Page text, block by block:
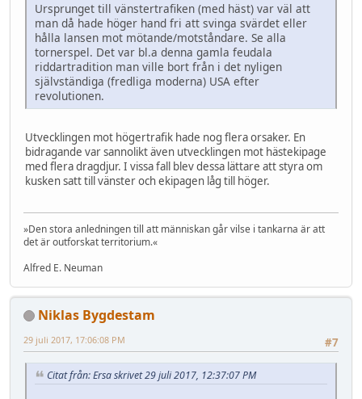
Ursprunget till vänstertrafiken (med häst) var väl att
man då hade höger hand fri att svinga svärdet eller
hålla lansen mot mötande/motståndare. Se alla
tornerspel. Det var bl.a denna gamla feudala
riddartradition man ville bort från i det nyligen
självständiga (fredliga moderna) USA efter
revolutionen.
Utvecklingen mot högertrafik hade nog flera orsaker. En
bidragande var sannolikt även utvecklingen mot hästekipage
med flera dragdjur. I vissa fall blev dessa lättare att styra om
kusken satt till vänster och ekipagen låg till höger.
»Den stora anledningen till att människan går vilse i tankarna är att
det är outforskat territorium.«
Alfred E. Neuman
Niklas Bygdestam
#7
29 juli 2017, 17:06:08 PM
Citat från: Ersa skrivet 29 juli 2017, 12:37:07 PM